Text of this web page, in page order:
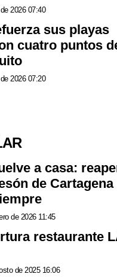
2026 07:40
sus playas
cuatro puntos
2026 07:20
a casa:
de Cartagena
de 2026 11:45
restaurante
de 2025 16:06